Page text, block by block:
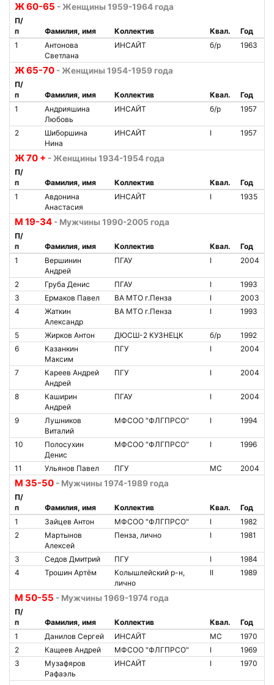
Ж 60-65 - Женщины 1959-1964 года
П/
п
Фамилия, имя Коллектив Квал.
Год
1
Антонова
Светлана
ИНСАЙТ б/р 1963
Ж 65-70 - Женщины 1954-1959 года
П/
п
Фамилия, имя Коллектив Квал.
Год
1
Андрияшина
Любовь
ИНСАЙТ б/р 1957
2
Шиборшина
Нина
ИНСАЙТ I 1957
Ж 70 + - Женщины 1934-1954 года
П/
п
Фамилия, имя Коллектив Квал.
Год
1
Авдонина
Анастасия
ИНСАЙТ I 1935
М 19-34 - Мужчины 1990-2005 года
П/
п
Фамилия, имя Коллектив Квал.
Год
1
Вершинин
Андрей
ПГАУ I 2004
2 Груба Денис ПГАУ I
1993
3
Ермаков Павел ВА МТО г.Пенза I
2003
4
Жаткин
Александр
ВА МТО г.Пенза I 1993
5 Жирков Антон ДЮСШ-2 КУЗНЕЦК б/р
1992
6
Казанкин
Максим
ПГУ I 2004
7
Кареев Андрей
Андрей
ПГУ I 2004
8
Каширин
Андрей
ПГАУ I 2004
9
Лушников
Виталий
МФСОО "ФЛГПРСО" I 1994
10
Полосухин
Денис
МФСОО "ФЛГПРСО" I 1996
11 Ульянов Павел ПГУ МС 2004
М 35-50 - Мужчины 1974-1989 года
П/
п
Фамилия, имя Коллектив Квал.
Год
1
Зайцев Антон МФСОО "ФЛГПРСО" I
1982
2
Мартынов
Алексей
Пенза, лично I 1981
3 Седов Дмитрий ПГУ I
1984
4
Трошин Артём
Колышлейский р-н,
лично
II 1989
М 50-55 - Мужчины 1969-1974 года
П/
п
Фамилия, имя Коллектив Квал.
Год
1
Данилов Сергей ИНСАЙТ МС
1970
2
Кащеев Андрей МФСОО "ФЛГПРСО" I
1969
3
Музафяров
Рафаэль
ИНСАЙТ I 1970